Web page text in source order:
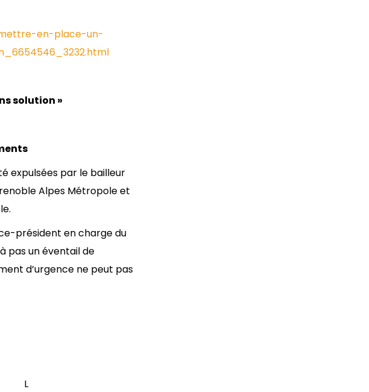
en-place-un-
solution »
expulsées par le bailleur
Alpes Métropole et
président en charge du
pas un éventail de
d’urgence ne peut pas
? L